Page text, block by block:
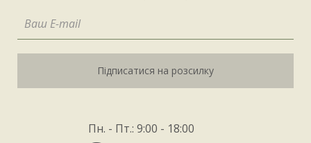
Підписатися на розсилку
Пн. - Пт.: 9:00 - 18:00